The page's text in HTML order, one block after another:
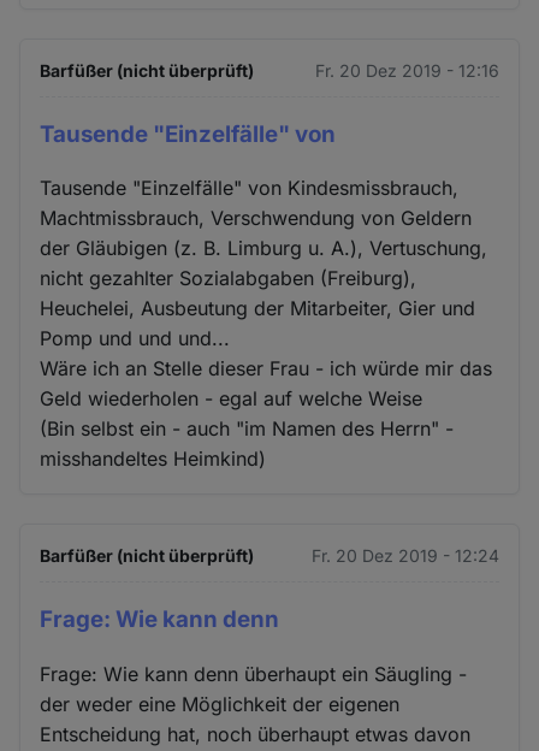
Barfüßer (nicht überprüft) Fr. 20 Dez 2019 - 12:16
Tausende "Einzelfälle" von
Tausende "Einzelfälle" von Kindesmissbrauch,
Machtmissbrauch, Verschwendung von Geldern
der Gläubigen (z. B. Limburg u. A.), Vertuschung,
nicht gezahlter Sozialabgaben (Freiburg),
Heuchelei, Ausbeutung der Mitarbeiter, Gier und
Pomp und und und...
Wäre ich an Stelle dieser Frau - ich würde mir das
Geld wiederholen - egal auf welche Weise
(Bin selbst ein - auch "im Namen des Herrn" -
misshandeltes Heimkind)
Barfüßer (nicht überprüft) Fr. 20 Dez 2019 - 12:24
Frage: Wie kann denn
Frage: Wie kann denn überhaupt ein Säugling -
der weder eine Möglichkeit der eigenen
Entscheidung hat, noch überhaupt etwas davon